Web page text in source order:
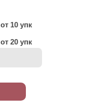
от 10 упк
от 20 упк